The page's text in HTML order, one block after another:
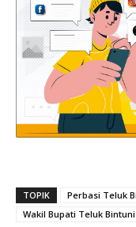
TOPIK Perbasi Teluk
Wakil Bupati Teluk